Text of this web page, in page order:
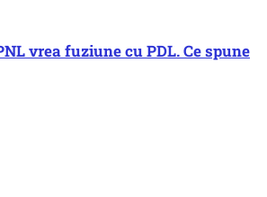
vrea fuziune cu PDL. Ce spune